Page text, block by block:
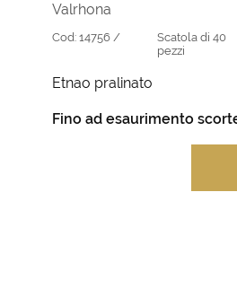
Valrhona
Cod: 14756 /
Scatola di 40
pezzi
Etnao pralinato
Fino ad esaurimento